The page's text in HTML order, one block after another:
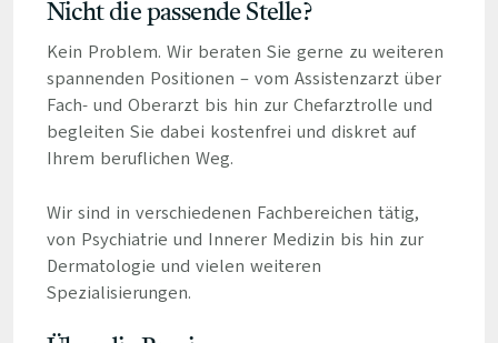
Nicht die passende Stelle?
Kein Problem. Wir beraten Sie gerne zu weiteren
spannenden Positionen – vom Assistenzarzt über
Fach- und Oberarzt bis hin zur Chefarztrolle und
begleiten Sie dabei kostenfrei und diskret auf
Ihrem beruflichen Weg.
Wir sind in verschiedenen Fachbereichen tätig,
von Psychiatrie und Innerer Medizin bis hin zur
Dermatologie und vielen weiteren
Spezialisierungen.